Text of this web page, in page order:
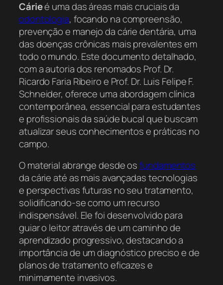
Cárieé uma das áreas mais cruciais da
odontologia, focando na compreensão,
prevenção e manejo da cárie dentária, uma
das doenças crônicas mais prevalentes em
todo o mundo. Este documento detalhado,
com a autoria dos renomados Prof. Dr.
Ricardo Faria Ribeiro e Prof. Dr. Luis Felipe F.
Schneider, oferece uma abordagem clínica
contemporânea, essencial para estudantes
e profissionais da saúde bucal que buscam
atualizar seus conhecimentos e práticas no
campo.
O material abrange desde osfundamentos
da cárie até as mais avançadas tecnologias
e perspectivas futuras no seu tratamento,
solidificando-se como um recurso
indispensável. Ele foi desenvolvido para
guiar o leitor através de um caminho de
aprendizado progressivo, destacando a
importância de um diagnóstico preciso e de
planos de tratamento eficazes e
minimamente invasivos.